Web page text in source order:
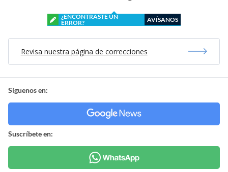
¿ENCONTRASTE UN
ERROR?
AVÍSANOS
Revisa nuestra página de correcciones
Síguenos en:
Suscríbete en: